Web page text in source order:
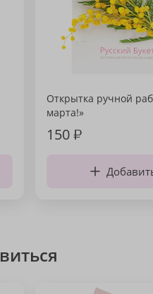
Открытка ручной
марта!»
150₽